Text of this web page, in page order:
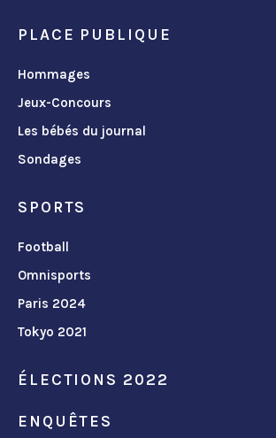
PLACE PUBLIQUE
Hommages
Jeux-Concours
Les bébés du journal
Sondages
SPORTS
Football
Omnisports
Paris 2024
Tokyo 2021
ÉLECTIONS 2022
ENQUÊTES